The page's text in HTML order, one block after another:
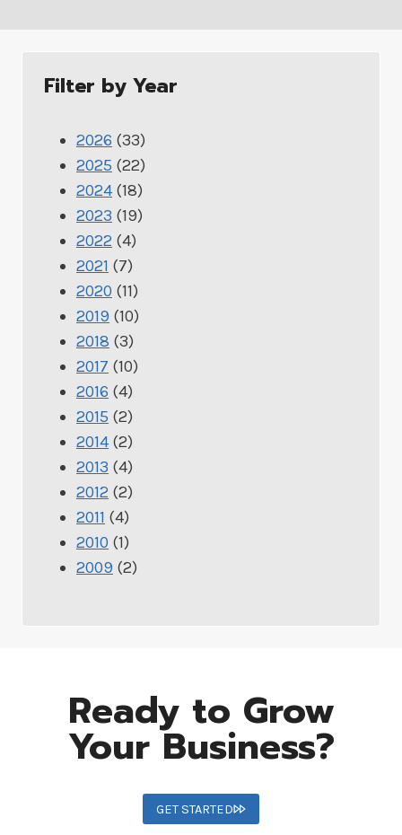
Filter by Year
2026 (33)
2025 (22)
2024 (18)
2023 (19)
2022 (4)
2021 (7)
2020 (11)
2019 (10)
2018 (3)
2017 (10)
2016 (4)
2015 (2)
2014 (2)
2013 (4)
2012 (2)
2011 (4)
2010 (1)
2009 (2)
Ready to Grow
Your Business?
GET STARTED